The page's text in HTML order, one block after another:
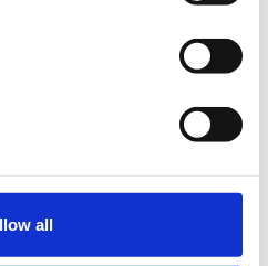
all
Coca-Cola Τρία Έψιλον σε
εκπαιδευτικό
κοινωνικής δικτύωσης με τη
αποτελεί μία από τις
στρατηγικές επικοινωνίας.
και θα δεις το κοινό σου να